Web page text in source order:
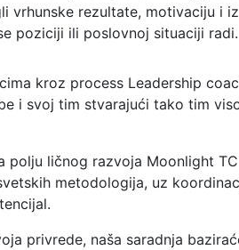
vrhunske rezultate, motivaciju i
poziciji ili poslovnoj situaciji radi.
kroz process Leadership
i svoj tim stvarajući tako tim
polju ličnog razvoja Moonlight
metodologija, uz
privrede, naša saradnja